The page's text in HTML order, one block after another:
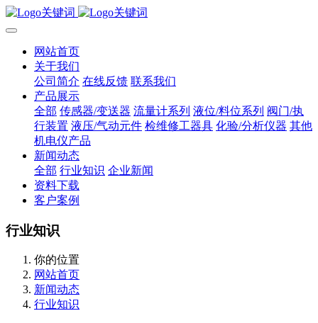
网站首页
关于我们
公司简介 在线反馈 联系我们
产品展示
全部 传感器/变送器 流量计系列 液位/料位系列 阀门/执
行装置 液压/气动元件 检维修工器具 化验/分析仪器 其他
机电仪产品
新闻动态
全部 行业知识 企业新闻
资料下载
客户案例
行业知识
你的位置
网站首页
新闻动态
行业知识